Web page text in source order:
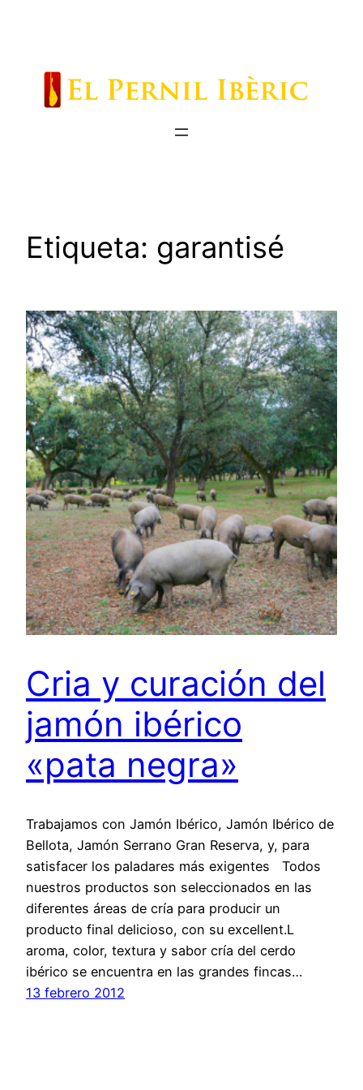
Etiqueta: garantisé
Cria y curación del
jamón ibérico
«pata negra»
Trabajamos con Jamón Ibérico, Jamón Ibérico de
Bellota, Jamón Serrano Gran Reserva, y, para
satisfacer los paladares más exigentes Todos
nuestros productos son seleccionados en las
diferentes áreas de cría para producir un
producto final delicioso, con su excellent.L
aroma, color, textura y sabor cría del cerdo
ibérico se encuentra en las grandes fincas…
13 febrero 2012